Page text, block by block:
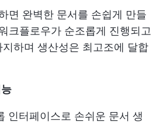
면 완벽한 문서를 손쉽게 만들
크플로우가 순조롭게 진행되고
하며 생산성은 최고조에 달합
인터페이스로 손쉬운 문서 생